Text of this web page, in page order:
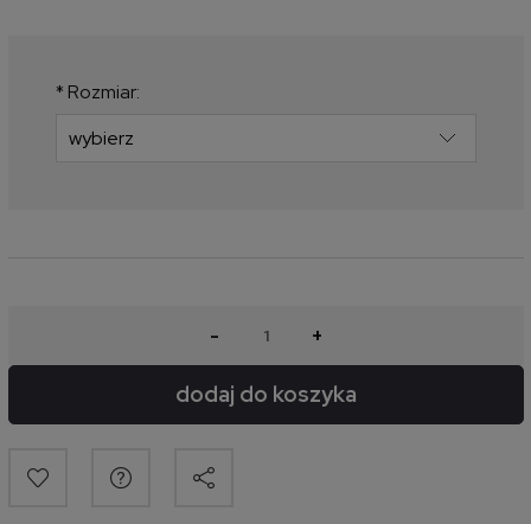
* Rozmiar:
- +
dodaj do koszyka